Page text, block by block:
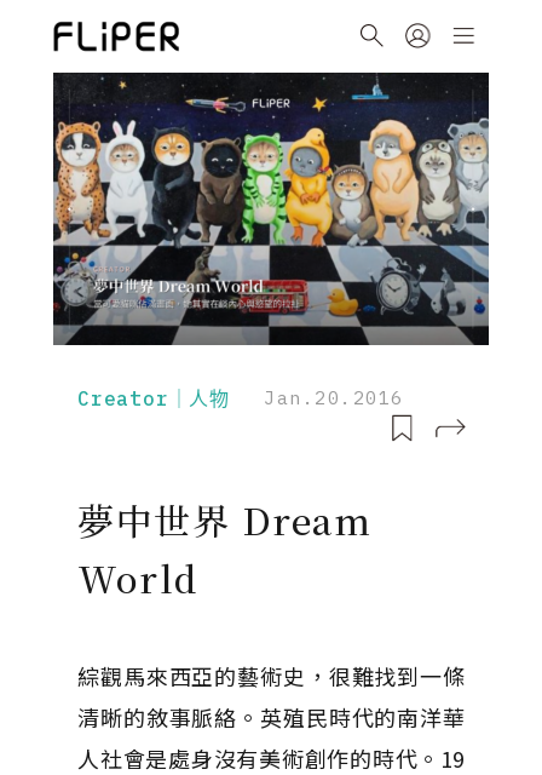
Creator｜人物 Jan.20.2016
夢中世界 Dream
World
綜觀馬來西亞的藝術史，很難找到一條
清晰的敘事脈絡。英殖民時代的南洋華
人社會是處身沒有美術創作的時代。19